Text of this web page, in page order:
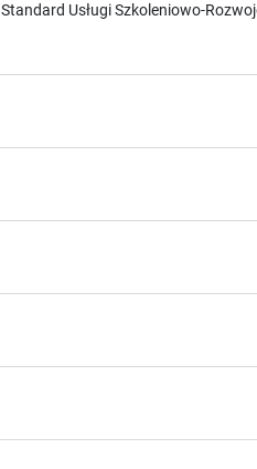
Standard Usługi Szkoleniowo-